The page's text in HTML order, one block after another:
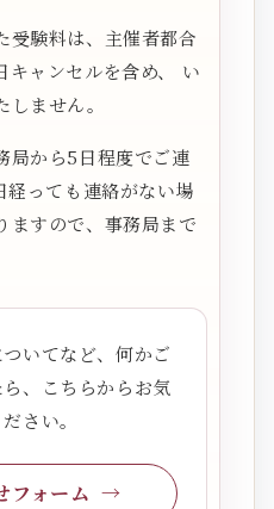
受験料は、主催者都合
キャンセルを含め、 い
ません。
局から5日程度でご連
っても連絡がない場
ますので、事務局まで
いてなど、何かご
、こちらからお気
さい。
フォーム